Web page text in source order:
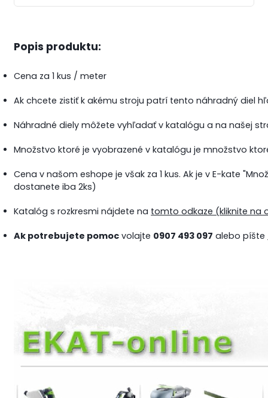
Popis produktu:
Cena za 1 kus / meter
Ak chcete zistiť k akému stroju patrí tento náhradný diel
Náhradné diely môžete vyhľadať v katalógu a na našej
Množstvo ktoré je vyobrazené v katalógu je množstvo
Cena v našom eshope je však za 1 kus. Ak je v E-kate
dostanete iba 2ks)
Katalóg s rozkresmi nájdete na tomto odkaze (kliknite na
Ak potrebujete pomoc volajte 0907 493 097 alebo píšte